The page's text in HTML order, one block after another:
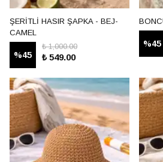
ŞERİTLİ HASIR ŞAPKA - BEJ-
CAMEL
%45
₺ 1,000.00
₺ 549.00
%45